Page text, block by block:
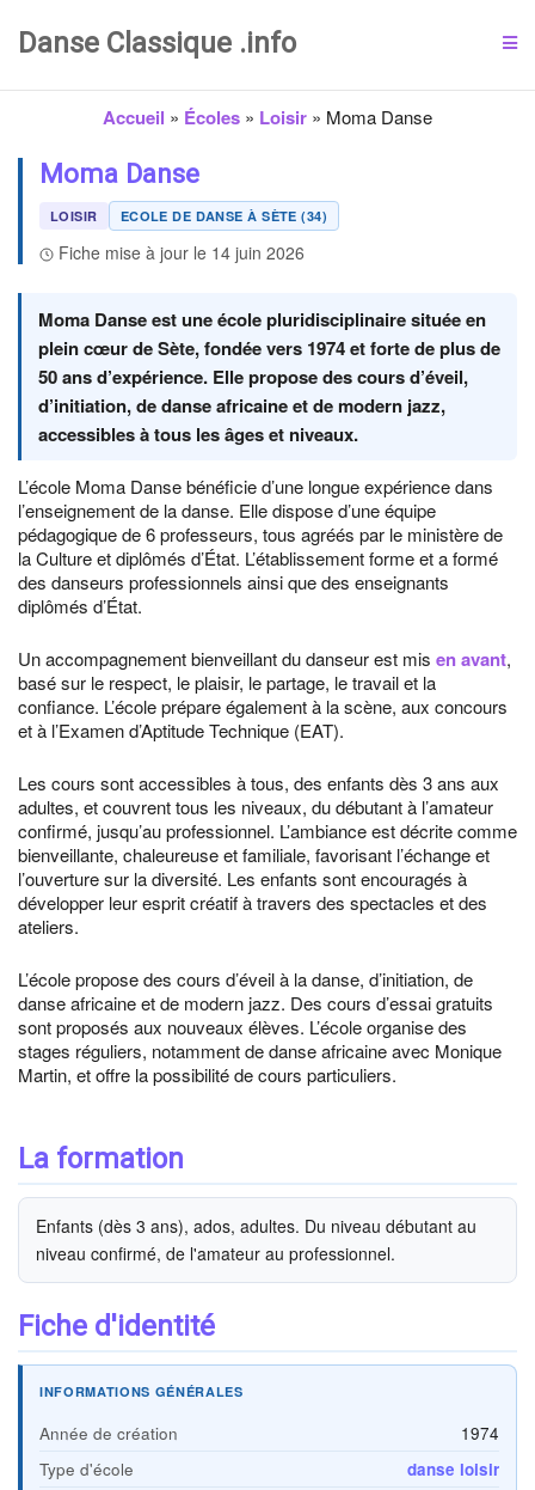
Danse Classique .info
Accueil » Écoles » Loisir » Moma Danse
Moma Danse
LOISIR ECOLE DE DANSE À SÈTE (34)
Fiche mise à jour le 14 juin 2026
Moma Danse est une école pluridisciplinaire située en
plein cœur de Sète, fondée vers 1974 et forte de plus de
50 ans d’expérience. Elle propose des cours d’éveil,
d’initiation, de danse africaine et de modern jazz,
accessibles à tous les âges et niveaux.
L’école Moma Danse bénéficie d’une longue expérience dans
l’enseignement de la danse. Elle dispose d’une équipe
pédagogique de 6 professeurs, tous agréés par le ministère de
la Culture et diplômés d’État. L’établissement forme et a formé
des danseurs professionnels ainsi que des enseignants
diplômés d’État.
Un accompagnement bienveillant du danseur est mis en avant,
basé sur le respect, le plaisir, le partage, le travail et la
confiance. L’école prépare également à la scène, aux concours
et à l’Examen d’Aptitude Technique (EAT).
Les cours sont accessibles à tous, des enfants dès 3 ans aux
adultes, et couvrent tous les niveaux, du débutant à l’amateur
confirmé, jusqu’au professionnel. L’ambiance est décrite comme
bienveillante, chaleureuse et familiale, favorisant l’échange et
l’ouverture sur la diversité. Les enfants sont encouragés à
développer leur esprit créatif à travers des spectacles et des
ateliers.
L’école propose des cours d’éveil à la danse, d’initiation, de
danse africaine et de modern jazz. Des cours d’essai gratuits
sont proposés aux nouveaux élèves. L’école organise des
stages réguliers, notamment de danse africaine avec Monique
Martin, et offre la possibilité de cours particuliers.
La formation
Enfants (dès 3 ans), ados, adultes. Du niveau débutant au
niveau confirmé, de l'amateur au professionnel.
Fiche d'identité
INFORMATIONS GÉNÉRALES
Année de création
1974
Type d'école
danse loisir